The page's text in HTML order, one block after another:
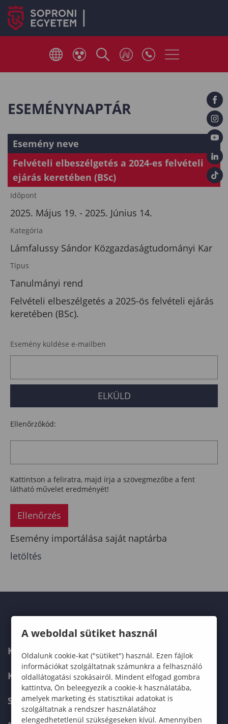
ESEMÉNYNAPTÁR
Esemény neve
Felvételi elbeszélgetés a 2024-es felvételi
ejárás keretében (BSc)
Időpont
2025. Május 19. - 2025. Június 14.
Kategória
Lámfalussy Sándor Közgazdaságtudományi Kar
Típus
Tanulmányi rend
Felvételi elbeszélgetés a 2025-ös felvételi ejárás
keretében (BSc).
Esemény küldése e-mailben
Ellenőrzőkód:
Kattintson a feliratra, majd írja a szövegmezőbe a fent
látható művelet eredményét!
Ellenőrzés
Esemény importálása saját naptárba
letöltés
KAPCSOLAT
KÉPZÉSKERESŐ
SZERVEZETI FELÉPÍTÉS
A weboldal sütiket használ
Oldalunk cookie-kat ("sütiket") használ. Ezen fájlok
információkat szolgáltatnak számunkra a felhasználó
oldallátogatási szokásairól. Mindent elfogad gombra
kattintva, Ön beleegyezik a cookie-k használatába,
amelyek marketing és statisztikai adatokat is
szolgáltatnak a rendszer használatához
elengedhetetlenül szükségeseken kívül. Amennyiben